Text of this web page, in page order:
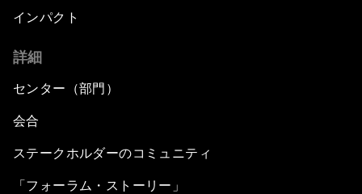
インパクト
詳細
センター（部門）
会合
ステークホルダーのコミュニティ
「フォーラム・ストーリー」